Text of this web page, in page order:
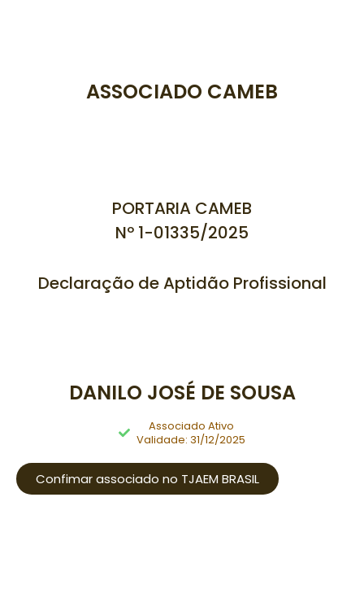
ASSOCIADO CAMEB
PORTARIA CAMEB
Nº 1-01335/2025
Declaração de Aptidão Profissional
DANILO JOSÉ DE SOUSA
Associado Ativo
Validade: 31/12/2025
Confimar associado no TJAEM BRASIL